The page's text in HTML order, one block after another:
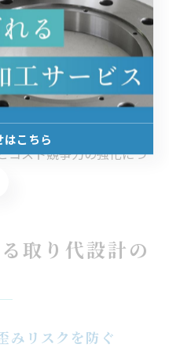
より、変形リスクを最小
常的に行われています。
の変寸を想定した取り代
納期遵守率が向上した」
。こうした現場発の知恵
コスト競争力の強化につ
取り代設計の
みリスクを防ぐ
こちら
はこちら